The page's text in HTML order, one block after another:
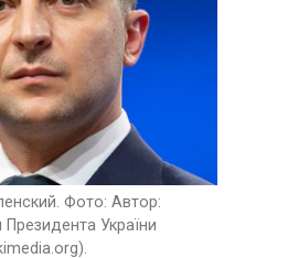
Фото: Автор:
Президента України